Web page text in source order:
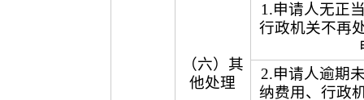
（六）其
他处理
1.申请人无正
行政机关不再
2.申请人逾期
纳费用、行政